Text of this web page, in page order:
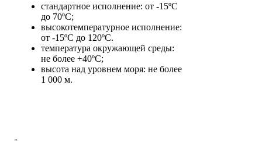
стандартное исполнение: от -15ºС
до 70ºС;
высокотемпературное исполнение:
от -15ºС до 120ºС.
температура окружающей среды:
не более +40ºС;
высота над уровнем моря: не более
1 000 м.